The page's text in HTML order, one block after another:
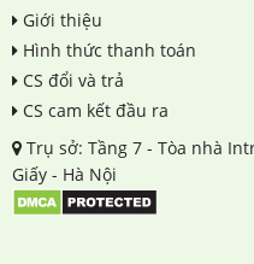
Giới thiệu
Hình thức thanh toán
CS đổi và trả
CS cam kết đầu ra
Trụ sở: Tầng 7 - Tòa nhà
Giấy - Hà Nội